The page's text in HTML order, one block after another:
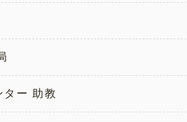
ター 助教